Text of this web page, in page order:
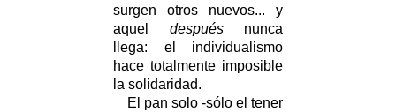
surgen otros nuevos... y
aquel despuésnunca
llega: el individualismo
hace totalmente imposible
la solidaridad.
El pan solo -sólo el tener